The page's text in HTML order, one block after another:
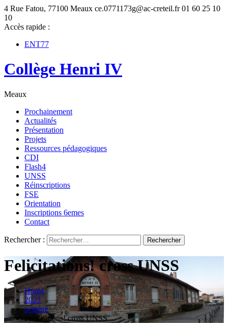
4 Rue Fatou, 77100 Meaux ce.0771173g@ac-creteil.fr 01 60 25 10
10
Accès rapide :
ENT77
Collège Henri IV
Meaux
Prochainement
Actualités
Présentation
Projets
Ressources pédagogiques
CDI
Flash4
UNSS
Réinscriptions
FSE
Orientation
Inscriptions 6emes
Contact
Rechercher :
Felicitations! cross UNSS
Home
2023
octobre
Felicitations! cross UNSS